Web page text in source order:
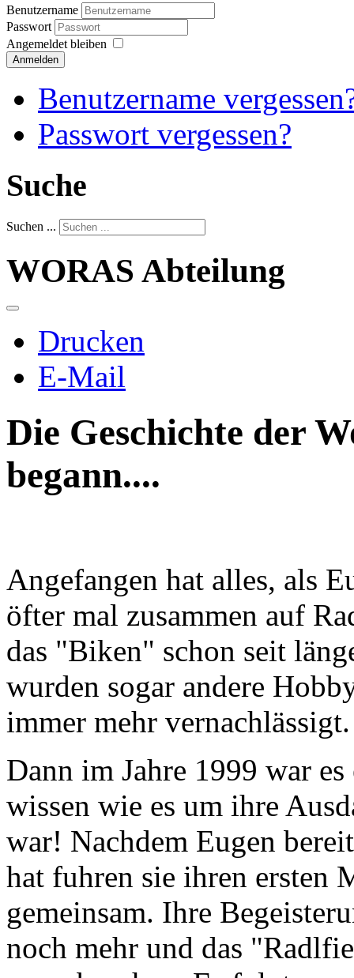
Benutzername
Passwort
Angemeldet bleiben
Anmelden
Benutzername
Passwort vergessen?
Suche
Suchen ...
WORAS Abteilung
Drucken
E-Mail
Die Geschichte der
begann....
Angefangen hat alles, als
öfter mal zusammen auf
das "Biken" schon seit
wurden sogar andere
immer mehr vernachlässigt.
Dann im Jahre 1999 war
wissen wie es um ihre
war! Nachdem Eugen
hat fuhren sie ihren ersten
gemeinsam. Ihre
noch mehr und das